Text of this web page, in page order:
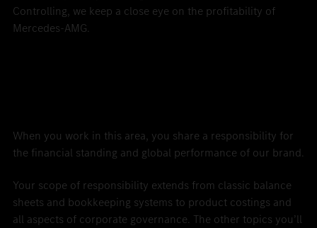
Controlling, we keep a close eye on the profitability of
Mercedes-AMG.
When you work in this area, you share a responsibility for
the financial standing and global performance of our brand.
Your scope of responsibility extends from classic balance
sheets and bookkeeping systems to product costings and
all aspects of corporate governance. The other topics you’ll